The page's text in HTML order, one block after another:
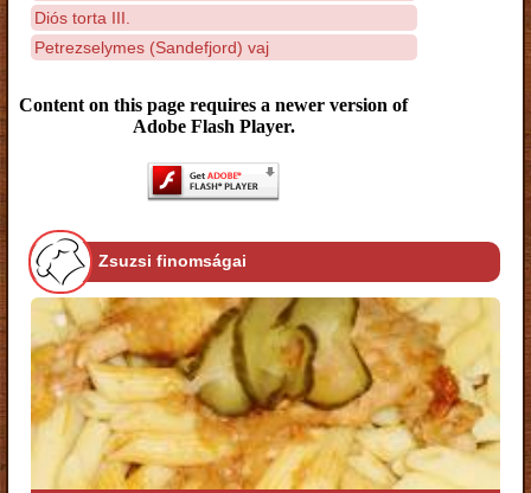
Diós torta III.
Petrezselymes (Sandefjord) vaj
Content on this page requires a newer version of
Adobe Flash Player.
Zsuzsi finomságai